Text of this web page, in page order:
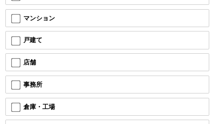
マンション
戸建て
店舗
事務所
倉庫・工場